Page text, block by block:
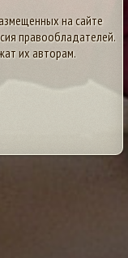
на сайте
правообладателей.
их авторам.